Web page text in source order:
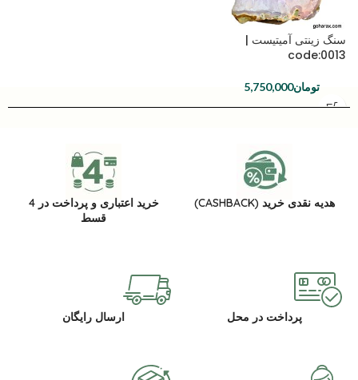
سنگ زینتی آمیتیست |
code:0013
تومان5,750,000
هدیه نقدی خرید (CASHBACK)
خرید اعتباری و پرداخت در 4
قسط
پرداخت در محل ارسال رایگان